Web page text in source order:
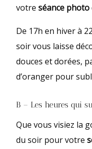
votreséance photo
De 17h en hiver à
soir vous laisse
douces et dorées,
d’oranger pour
B – Les heures qui
Que vous visiez la
du soir pour votre